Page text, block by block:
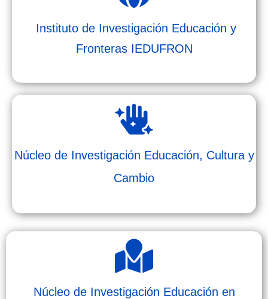
Instituto de Investigación Educación y
Fronteras IEDUFRON
Núcleo de Investigación Educación, Cultura y
Cambio
Núcleo de Investigación Educación en